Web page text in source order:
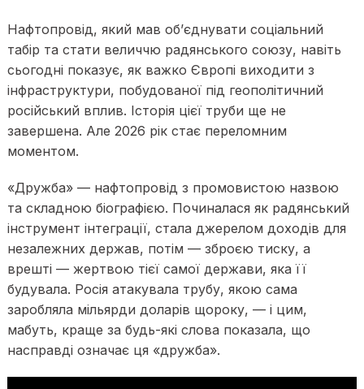
Нафтопровід, який мав об’єднувати соціальний
табір та стати величчю радянського союзу, навіть
сьогодні показує, як важко Європі виходити з
інфраструктури, побудованої під геополітичний
російський вплив. Історія цієї труби ще не
завершена. Але 2026 рік стає переломним
моментом.
«Дружба» — нафтопровід з промовистою назвою
та складною біографією. Починалася як радянський
інструмент інтеграції, стала джерелом доходів для
незалежних держав, потім — зброєю тиску, а
врешті — жертвою тієї самої держави, яка її
будувала. Росія атакувала трубу, якою сама
заробляла мільярди доларів щороку, — і цим,
мабуть, краще за будь-які слова показала, що
насправді означає ця «дружба».